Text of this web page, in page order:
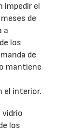
impedir el
de
a
los
de
mantiene
el interior.
vidrio
los